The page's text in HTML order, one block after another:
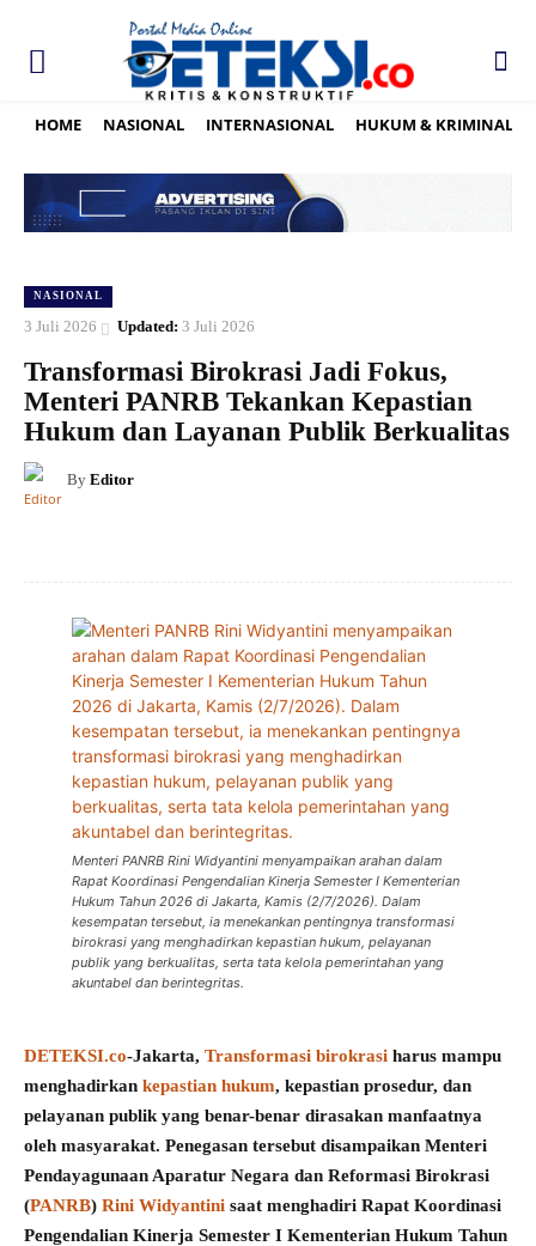
HOME NASIONAL INTERNASIONAL HUKUM & KRIMINAL
NASIONAL
3 Juli 2026 Updated: 3 Juli 2026
Transformasi Birokrasi Jadi Fokus,
Menteri PANRB Tekankan Kepastian
Hukum dan Layanan Publik Berkualitas
By Editor
Menteri PANRB Rini Widyantini menyampaikan arahan dalam
Rapat Koordinasi Pengendalian Kinerja Semester I Kementerian
Hukum Tahun 2026 di Jakarta, Kamis (2/7/2026). Dalam
kesempatan tersebut, ia menekankan pentingnya transformasi
birokrasi yang menghadirkan kepastian hukum, pelayanan
publik yang berkualitas, serta tata kelola pemerintahan yang
akuntabel dan berintegritas.
DETEKSI.co-Jakarta, Transformasi birokrasi harus mampu
menghadirkan kepastian hukum, kepastian prosedur, dan
pelayanan publik yang benar-benar dirasakan manfaatnya
oleh masyarakat. Penegasan tersebut disampaikan Menteri
Pendayagunaan Aparatur Negara dan Reformasi Birokrasi
(PANRB) Rini Widyantini saat menghadiri Rapat Koordinasi
Pengendalian Kinerja Semester I Kementerian Hukum Tahun